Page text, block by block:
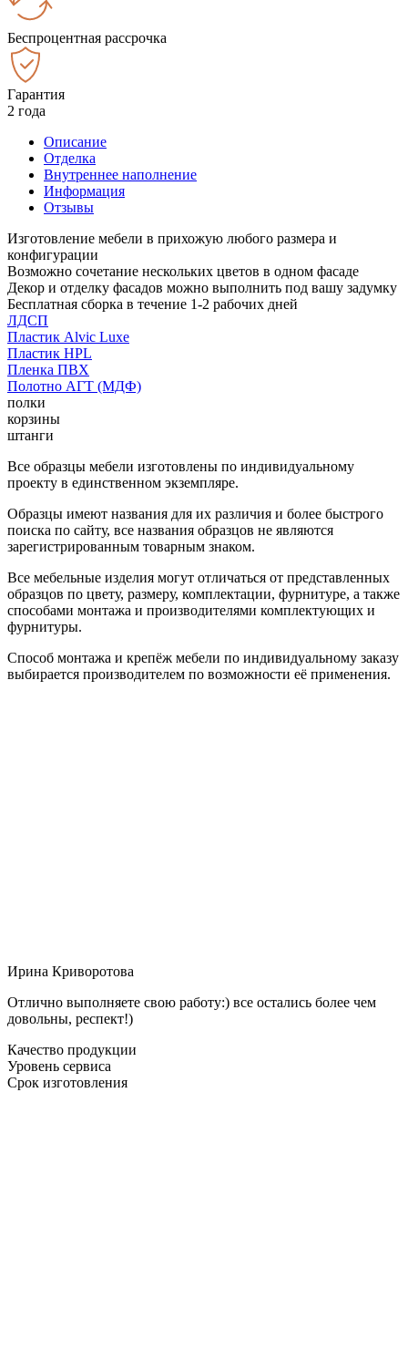
Беспроцентная рассрочка
Гарантия
2 года
Описание
Отделка
Внутреннее наполнение
Информация
Отзывы
Изготовление мебели в прихожую любого размера и
конфигурации
Возможно сочетание нескольких цветов в одном фасаде
Декор и отделку фасадов можно выполнить под вашу задумку
Бесплатная сборка в течение 1-2 рабочих дней
ЛДСП
Пластик Alvic Luxe
Пластик HPL
Пленка ПВХ
Полотно АГТ (МДФ)
полки
корзины
штанги
Все образцы мебели изготовлены по индивидуальному
проекту в единственном экземпляре.
Образцы имеют названия для их различия и более быстрого
поиска по сайту, все названия образцов не являются
зарегистрированным товарным знаком.
Все мебельные изделия могут отличаться от представленных
образцов по цвету, размеру, комплектации, фурнитуре, а также
способами монтажа и производителями комплектующих и
фурнитуры.
Способ монтажа и крепёж мебели по индивидуальному заказу
выбирается производителем по возможности её применения.
Ирина Криворотова
Отлично выполняете свою работу:) все остались более чем
довольны, респект!)
Качество продукции
Уровень сервиса
Срок изготовления